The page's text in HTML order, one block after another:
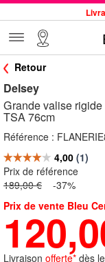
Commande avant
Retour
Delsey
Grande valise
TSA 76cm
Référence :
Prix de référence
189,00 € -37%
Prix de vente Bleu
Livraison offerte* dès le